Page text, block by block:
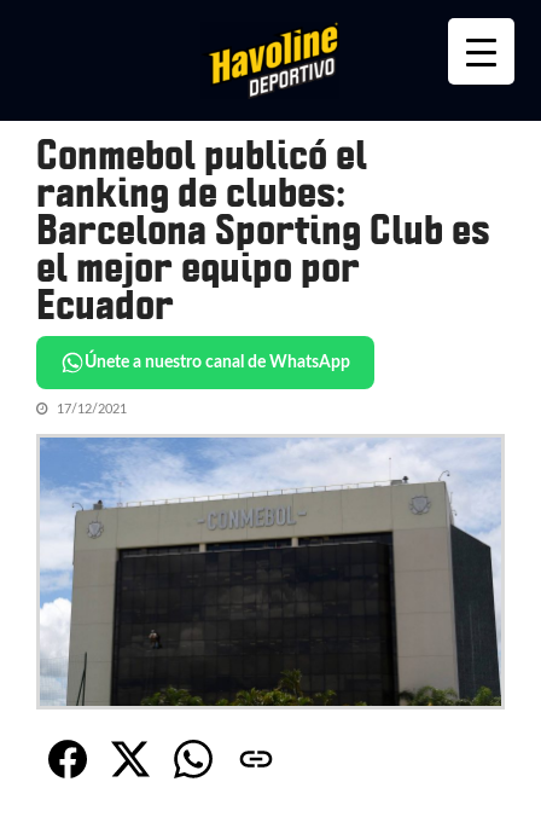
Conmebol publicó el
ranking de clubes:
Barcelona Sporting Club es
el mejor equipo por
Ecuador
Únete a nuestro canal de WhatsApp
17/12/2021